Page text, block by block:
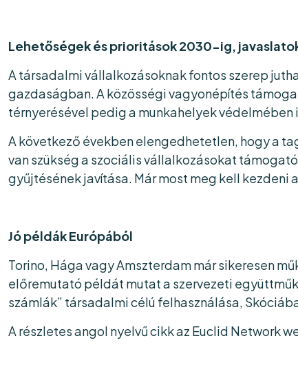
Lehetőségek és prioritások 2030-ig,
A társadalmi vállalkozásoknak fontos szerep
gazdaságban. A közösségi vagyonépítés
térnyerésével pedig a munkahelyek védelmében
A következő években elengedhetetlen, hogy a
van szükség a szociális vállalkozásokat
gyűjtésének javítása. Már most meg kell
Jó példák Európából
Torino, Hága vagy Amszterdam már sikeresen
előremutató példát mutat a szervezeti
számlák” társadalmi célú felhasználása,
A részletes angol nyelvű cikk az Euclid Network